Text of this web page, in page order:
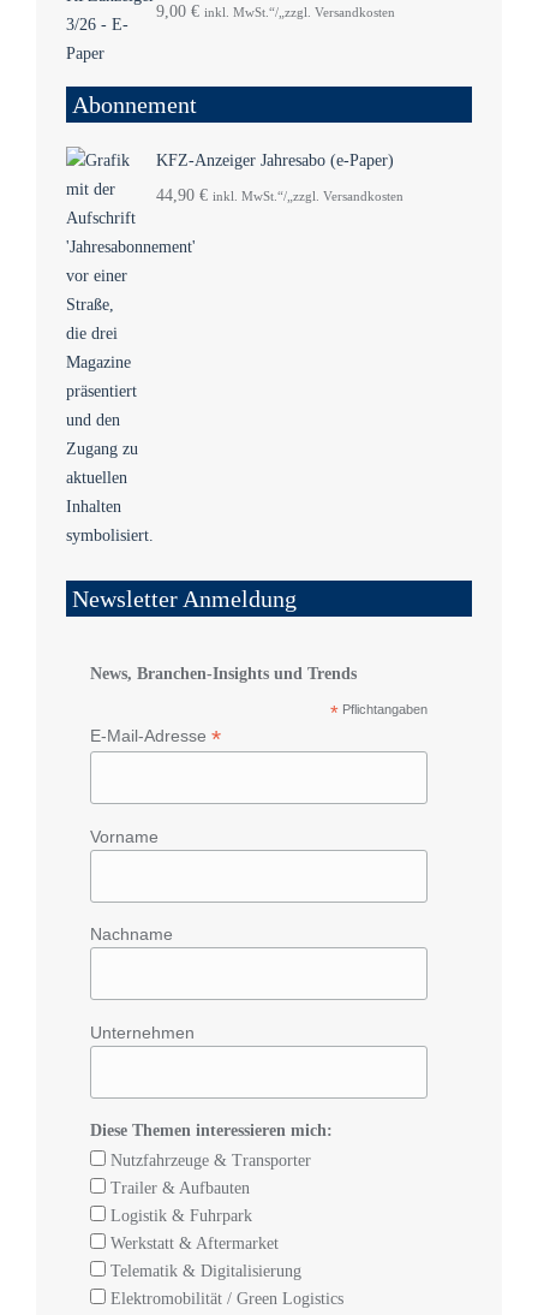
9,00 € inkl. MwSt.“/„zzgl. Versandkosten
Abonnement
KFZ-Anzeiger Jahresabo (e-Paper)
44,90 € inkl. MwSt.“/„zzgl. Versandkosten
Newsletter Anmeldung
News, Branchen-Insights und Trends
* Pflichtangaben
E-Mail-Adresse *
Vorname
Nachname
Unternehmen
Diese Themen interessieren mich:
Nutzfahrzeuge & Transporter
Trailer & Aufbauten
Logistik & Fuhrpark
Werkstatt & Aftermarket
Telematik & Digitalisierung
Elektromobilität / Green Logistics